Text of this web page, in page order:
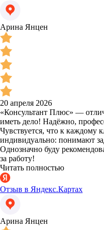
Арина Янцен
20 апреля 2026
«Консультант Плюс» —
иметь дело! Надёжно,
Чувствуется, что к каждому
индивидуально: понимают
Однозначно буду
за работу!
Читать полностью
Отзыв в Яндекс.Картах
Арина Янцен